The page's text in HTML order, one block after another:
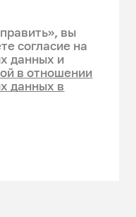
вы
согласие на
данных и
в отношении
данных в